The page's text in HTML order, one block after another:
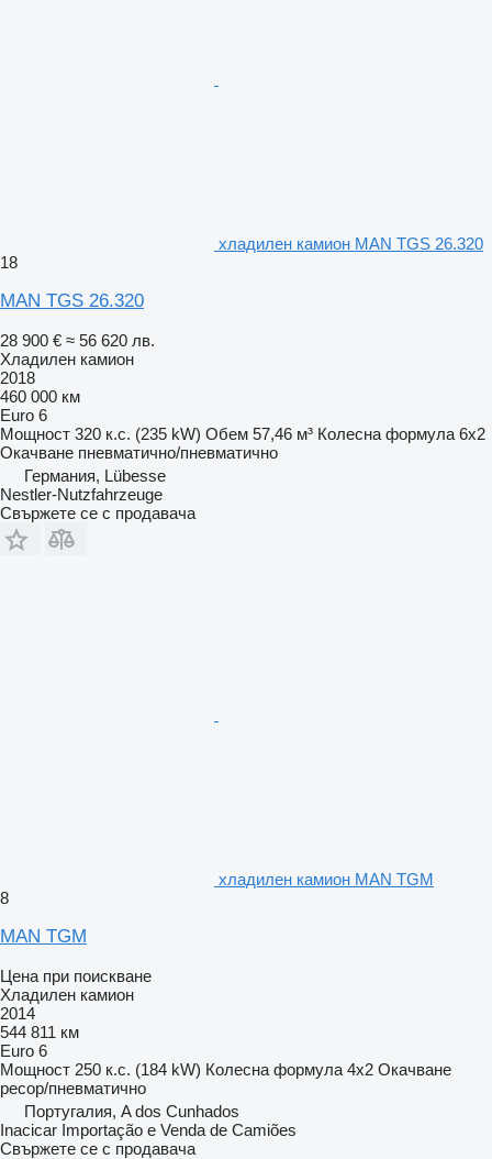
хладилен камион MAN TGS 26.320
18
MAN TGS 26.320
28 900 € ≈ 56 620 лв.
Хладилен камион
2018
460 000 км
Euro 6
Мощност 320 к.с. (235 kW) Обем 57,46 м³ Колесна формула 6x2
Окачване пневматично/пневматично
Германия, Lübesse
Nestler-Nutzfahrzeuge
Свържете се с продавача
хладилен камион MAN TGM
8
MAN TGM
Цена при поискване
Хладилен камион
2014
544 811 км
Euro 6
Мощност 250 к.с. (184 kW) Колесна формула 4x2 Окачване
ресор/пневматично
Португалия, A dos Cunhados
Inacicar Importação e Venda de Camiões
Свържете се с продавача